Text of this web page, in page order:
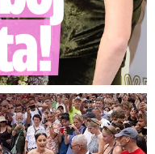
Reakce Cristiana!